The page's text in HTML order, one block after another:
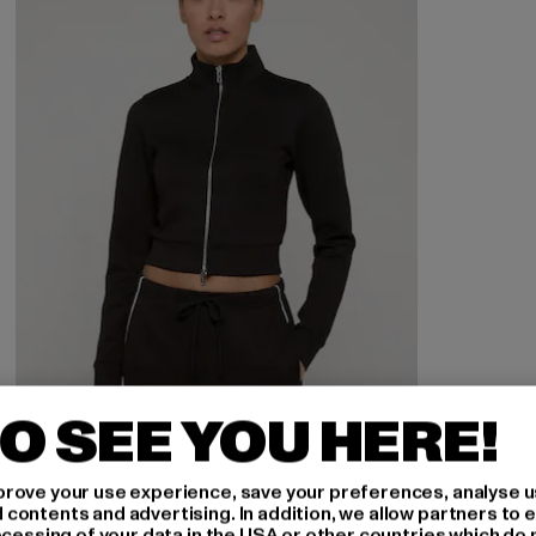
URBAN CLASSICS
Ladies Slim Fit Scuba
SEE YOU HERE!
your use experience, save your preferences, analyse
and advertising. In addition, we allow partners to